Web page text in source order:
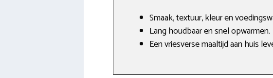
Smaak, textuur, kleur en
Lang houdbaar en snel opwarmen.
Een vriesverse maaltijd aan huis